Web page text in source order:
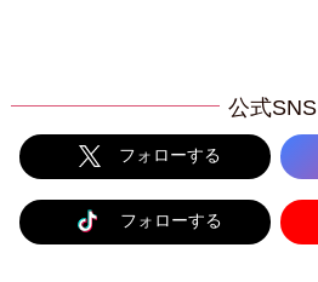
公式SNS
フォローする
フォローする